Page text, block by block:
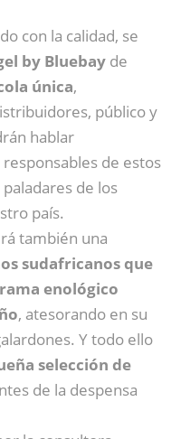
con la calidad, se
by Bluebay de
única,
público y
hablar
de estos
de los
país.
también una
sudafricanos que
enológico
, atesorando en su
Y todo ello
selección de
de la despensa